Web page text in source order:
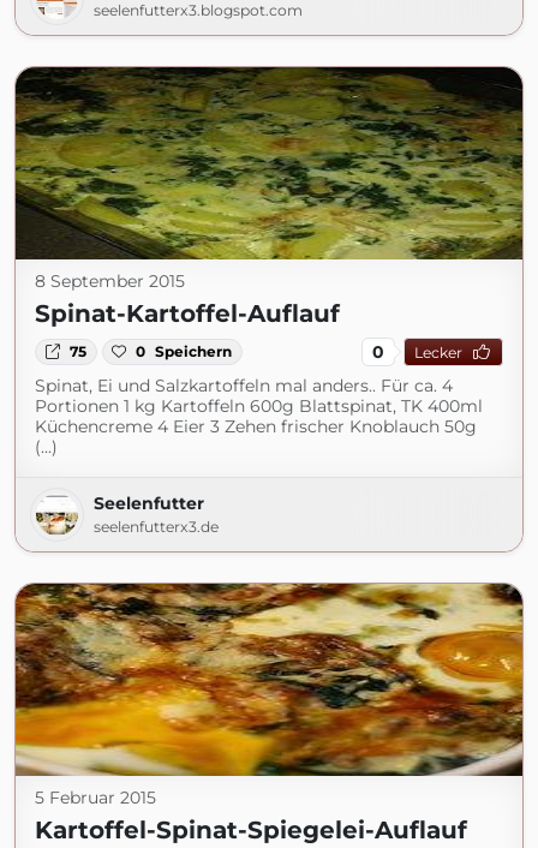
seelenfutterx3.blogspot.com
8 September 2015
Spinat-Kartoffel-Auflauf
75 0 Speichern 0 Lecker
Spinat, Ei und Salzkartoffeln mal anders.. Für ca. 4
Portionen 1 kg Kartoffeln 600g Blattspinat, TK 400ml
Küchencreme 4 Eier 3 Zehen frischer Knoblauch 50g
(...)
Seelenfutter
seelenfutterx3.de
5 Februar 2015
Kartoffel-Spinat-Spiegelei-Auflauf